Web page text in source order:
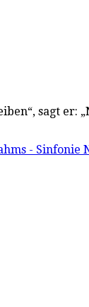
sagt er:
- Sinfonie